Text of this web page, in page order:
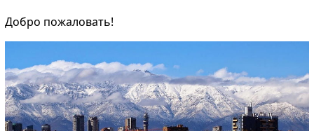
Добро пожаловать!